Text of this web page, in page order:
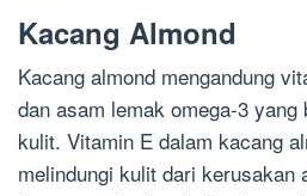
Kacang Almond
Kacang almond mengandung
dan asam lemak omega-3
kulit. Vitamin E dalam kacang
melindungi kulit dari kerusakan